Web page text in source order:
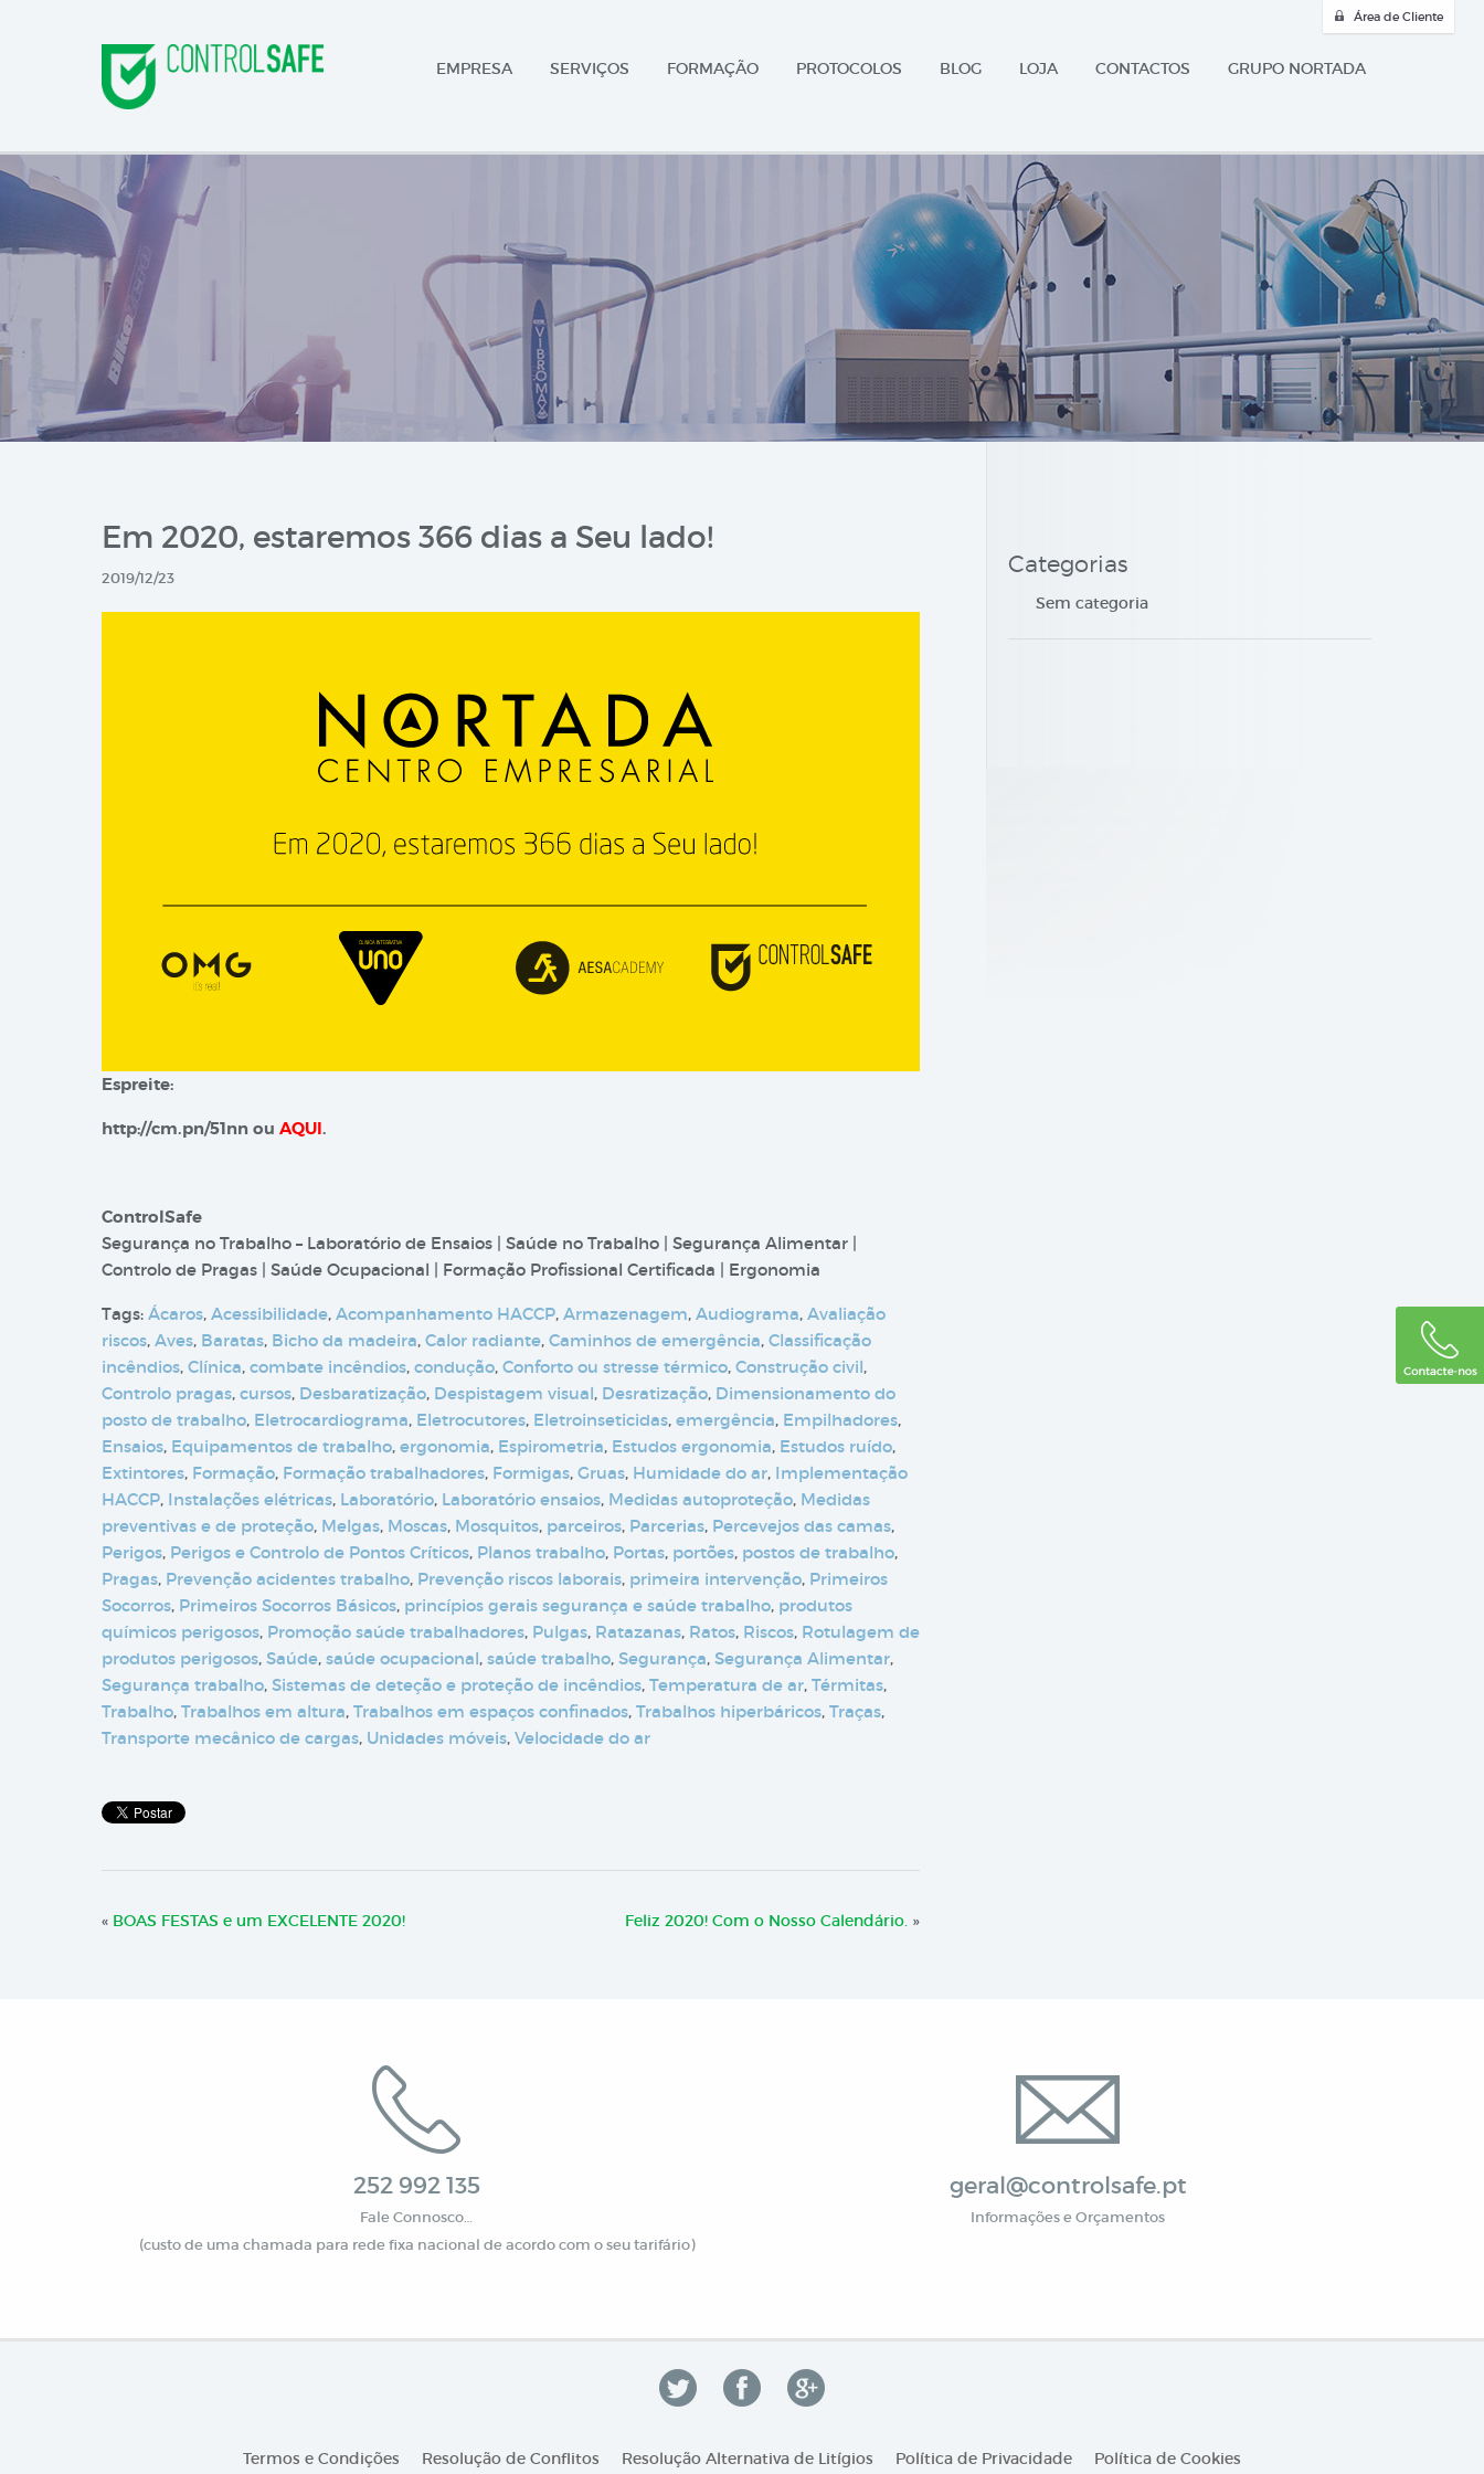
Área de Cliente
EMPRESA SERVIÇOS FORMAÇÃO PROTOCOLOS BLOG LOJA CONTACTOS GRUPO NORTADA
Em 2020, estaremos 366 dias a Seu lado!
2019/12/23
Espreite:
http://cm.pn/51nn ou AQUI.
ControlSafe
Segurança no Trabalho – Laboratório de Ensaios | Saúde no Trabalho | Segurança Alimentar |
Controlo de Pragas | Saúde Ocupacional | Formação Profissional Certificada | Ergonomia
Tags: Ácaros, Acessibilidade, Acompanhamento HACCP, Armazenagem, Audiograma, Avaliação
riscos, Aves, Baratas, Bicho da madeira, Calor radiante, Caminhos de emergência, Classificação
incêndios, Clínica, combate incêndios, condução, Conforto ou stresse térmico, Construção civil,
Controlo pragas, cursos, Desbaratização, Despistagem visual, Desratização, Dimensionamento do
posto de trabalho, Eletrocardiograma, Eletrocutores, Eletroinseticidas, emergência, Empilhadores,
Ensaios, Equipamentos de trabalho, ergonomia, Espirometria, Estudos ergonomia, Estudos ruído,
Extintores, Formação, Formação trabalhadores, Formigas, Gruas, Humidade do ar, Implementação
HACCP, Instalações elétricas, Laboratório, Laboratório ensaios, Medidas autoproteção, Medidas
preventivas e de proteção, Melgas, Moscas, Mosquitos, parceiros, Parcerias, Percevejos das camas,
Perigos, Perigos e Controlo de Pontos Críticos, Planos trabalho, Portas, portões, postos de trabalho,
Pragas, Prevenção acidentes trabalho, Prevenção riscos laborais, primeira intervenção, Primeiros
Socorros, Primeiros Socorros Básicos, princípios gerais segurança e saúde trabalho, produtos
químicos perigosos, Promoção saúde trabalhadores, Pulgas, Ratazanas, Ratos, Riscos, Rotulagem de
produtos perigosos, Saúde, saúde ocupacional, saúde trabalho, Segurança, Segurança Alimentar,
Segurança trabalho, Sistemas de deteção e proteção de incêndios, Temperatura de ar, Térmitas,
Trabalho, Trabalhos em altura, Trabalhos em espaços confinados, Trabalhos hiperbáricos, Traças,
Transporte mecânico de cargas, Unidades móveis, Velocidade do ar
« BOAS FESTAS e um EXCELENTE 2020! Feliz 2020! Com o Nosso Calendário. »
Categorias
Sem categoria
252 992 135
Fale Connosco…
(custo de uma chamada para rede fixa nacional de acordo com o seu tarifário)
geral@controlsafe.pt
Informações e Orçamentos
Termos e Condições Resolução de Conflitos Resolução Alternativa de Litígios Política de Privacidade Política de Cookies